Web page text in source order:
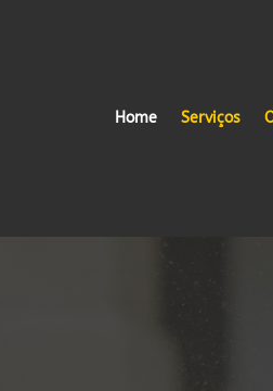
Home Serviços